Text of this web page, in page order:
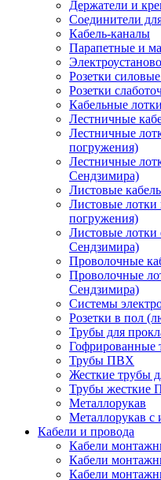
Держатели и
Соединители
Кабель-каналы
Парапетные и
Розетки
Розетки
Кабельные лотки
Лестничные
Лестничные
погружения)
Лестничные
Сендзимира)
Листовые
Листовые лотки
погружения)
Листовые
Сендзимира)
Проволочные
Проволочные
Сендзимира)
Системы
Розетки в пол
Трубы для
Гофрированные
Трубы ПВХ
Жесткие трубы
Трубы жесткие
Металлорукав
Металлорукав с
Кабели и провода
Кабели
Кабели
Кабели